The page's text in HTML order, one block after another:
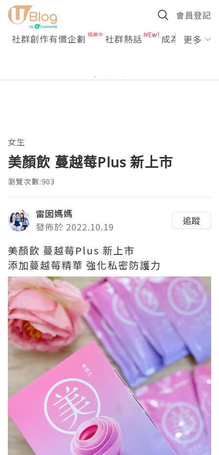
會員登記
社群創作有價企劃 社群熱話 成為U更多
女生
美顏飲 蔓越莓Plus 新上市
瀏覽次數:903
雷囡媽媽
發佈於 2022.10.19
追蹤
美顏飲 蔓越莓Plus 新上市
添加蔓越莓精華 強化私密防護力